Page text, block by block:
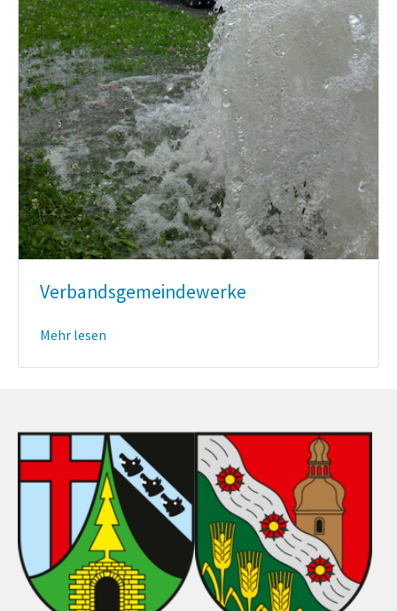
Verbandsgemeindewerke
Mehr lesen